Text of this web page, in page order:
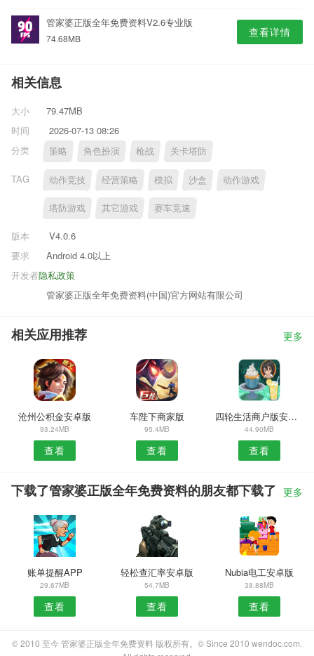
管家婆正版全年免费资料V2.6专业版
74.68MB 查看详情
相关信息
大小
79.47MB
时间
2026-07-13 08:26
分类
策略 角色扮演 枪战 关卡塔防
TAG 动作竞技 经营策略 模拟 沙盒 动作游戏
塔防游戏 其它游戏 赛车竞速
版本
V4.0.6
要求
Android 4.0以上
隐私政策
开发者
管家婆正版全年免费资料(中国)官方网站有限公司
相关应用推荐 更多
沧州公积金安卓版
93.24MB
查看
车陛下商家版
95.4MB
查看
四轮生活商户版安卓版
44.90MB
查看
下载了管家婆正版全年免费资料的朋友都下载了 更多
账单提醒APP
29.67MB
查看
轻松查汇率安卓版
54.7MB
查看
Nubia电工安卓版
38.88MB
查看
© 2010 至今 管家婆正版全年免费资料 版权所有。© Since 2010 wendoc.com.